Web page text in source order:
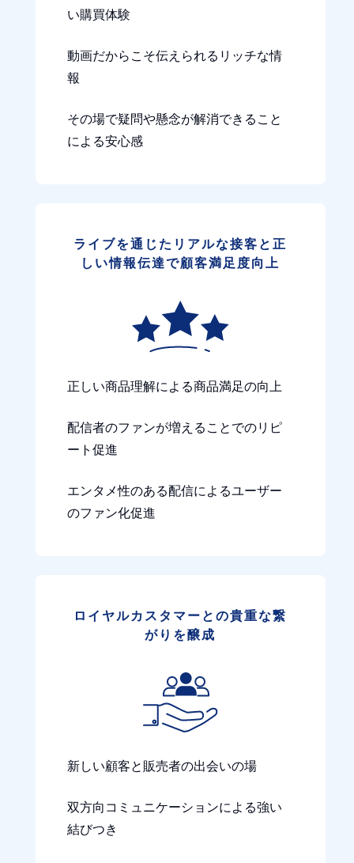
い購買体験
動画だからこそ伝えられるリッチな情
報
その場で疑問や懸念が解消できること
による安心感
ライブを通じたリアルな接客と正
しい情報伝達で顧客満足度向上
正しい商品理解による商品満足の向上
配信者のファンが増えることでのリピ
ート促進
エンタメ性のある配信によるユーザー
のファン化促進
ロイヤルカスタマーとの貴重な繋
がりを醸成
新しい顧客と販売者の出会いの場
双方向コミュニケーションによる強い
結びつき